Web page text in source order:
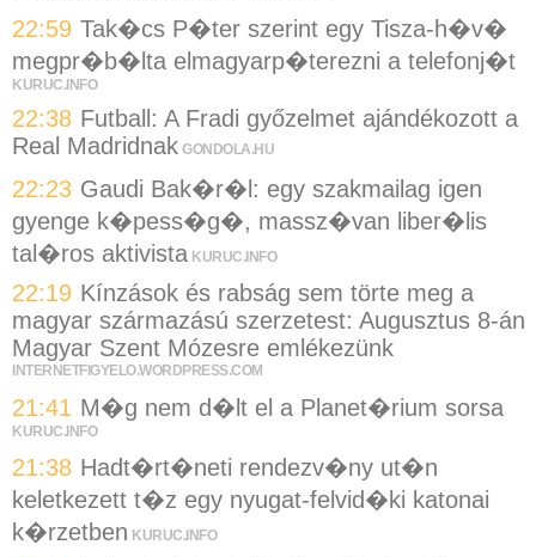
22:59 Tak�cs P�ter szerint egy Tisza-h�v�
megpr�b�lta elmagyarp�terezni a telefonj�t
KURUC.INFO
22:38 Futball: A Fradi győzelmet ajándékozott a
Real Madridnak GONDOLA.HU
22:23 Gaudi Bak�r�l: egy szakmailag igen
gyenge k�pess�g�, massz�van liber�lis
tal�ros aktivista KURUC.INFO
22:19 Kínzások és rabság sem törte meg a
magyar származású szerzetest: Augusztus 8-án
Magyar Szent Mózesre emlékezünk
INTERNETFIGYELO.WORDPRESS.COM
21:41 M�g nem d�lt el a Planet�rium sorsa
KURUC.INFO
21:38 Hadt�rt�neti rendezv�ny ut�n
keletkezett t�z egy nyugat-felvid�ki katonai
k�rzetben KURUC.INFO